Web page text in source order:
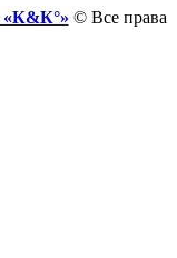
© Все права